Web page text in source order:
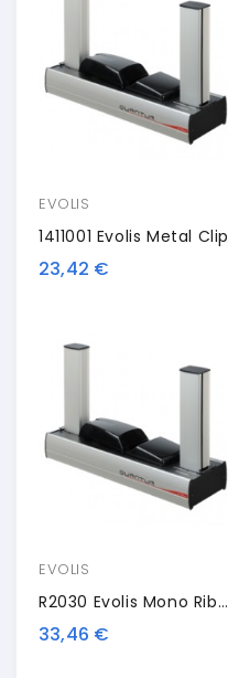
EVOLIS
1411001 Evolis Metal Clip
23,42 €
EVOLIS
R2030 Evolis Mono Ribbon: White
33,46 €